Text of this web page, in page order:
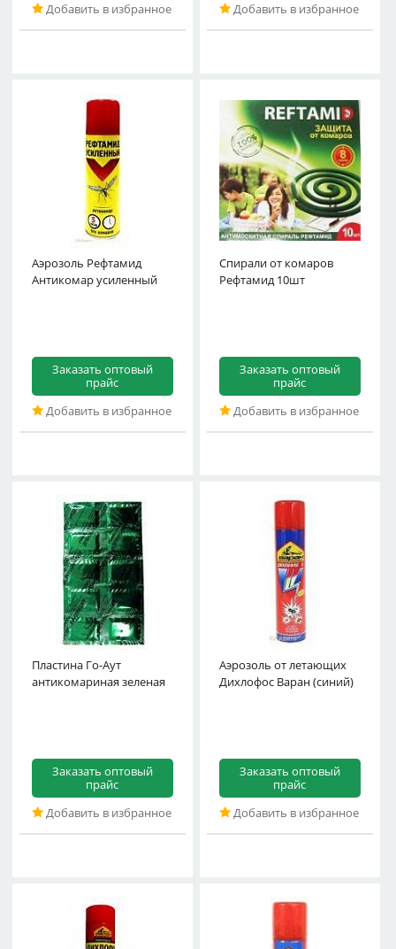
Добавить в избранное
Добавить в избранное
Аэрозоль Рефтамид
Антикомар усиленный
Заказать оптовый
прайс
Добавить в избранное
Спирали от комаров
Рефтамид 10шт
Заказать оптовый
прайс
Добавить в избранное
Пластина Го-Аут
антикомариная зеленая
Заказать оптовый
прайс
Добавить в избранное
Аэрозоль от летающих
Дихлофос Варан (синий)
Заказать оптовый
прайс
Добавить в избранное